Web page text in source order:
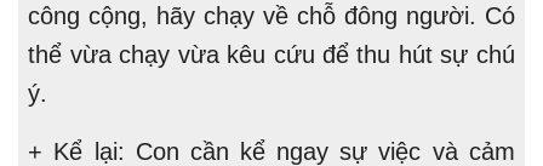
công cộng, hãy chạy về chỗ đông người. Có
thể vừa chạy vừa kêu cứu để thu hút sự chú
ý.
+ Kể lại: Con cần kể ngay sự việc và cảm